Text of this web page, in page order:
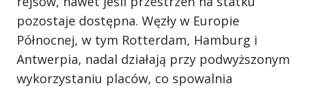
pozostaje dostępna. Węzły w Europie
Północnej, w tym Rotterdam, Hamburg i
Antwerpia, nadal działają przy podwyższonym
wykorzystaniu placów, co spowalnia